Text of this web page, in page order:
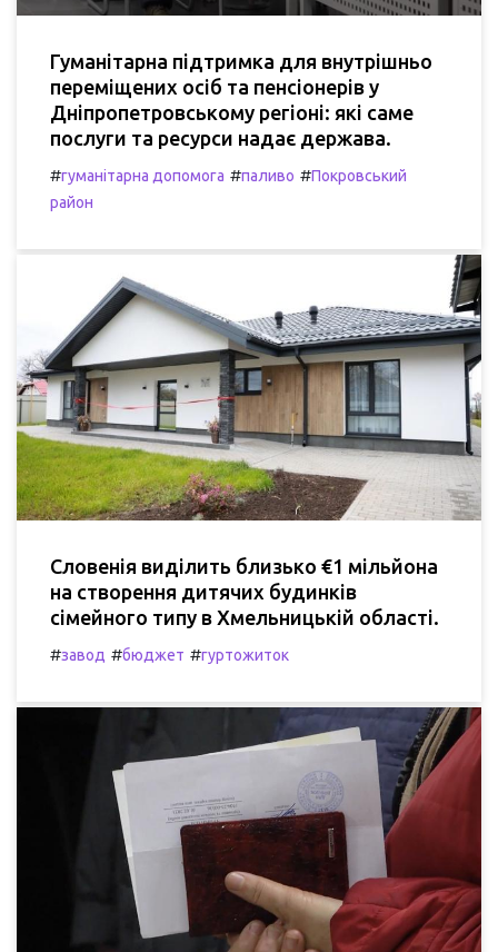
Гуманітарна підтримка для внутрішньо
переміщених осіб та пенсіонерів у
Дніпропетровському регіоні: які саме
послуги та ресурси надає держава.
#гуманітарна допомога #паливо #Покровський
район
Словенія виділить близько €1 мільйона
на створення дитячих будинків
сімейного типу в Хмельницькій області.
#завод #бюджет #гуртожиток